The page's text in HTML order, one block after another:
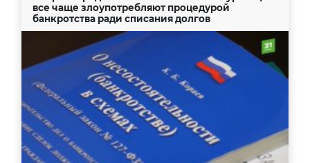
все чаще злоупотребляют процедурой
банкротства ради списания долгов